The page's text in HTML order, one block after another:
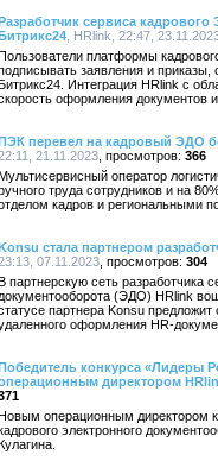
сервиса
, HRlink, 22:47,
платформы
заявления и
Интеграция HRlink с
оформления документов
перевел на кадровый ЭДО
21.11.2023
366
оператор
труда сотрудников и на
кадров и региональными
стала партнером
07.11.2023
304
партнерскую сеть разработчика
документооборота (ЭДО) HRlink
партнера Konsu
оформления HR-
конкурса «Лидеры
директором
операционным директором
электронного